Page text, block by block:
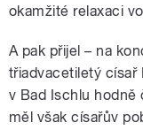
okamžité relaxaci
A pak přijel – na
třiadvacetiletý císař
v Bad Ischlu hodně
měl však císařův